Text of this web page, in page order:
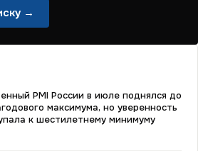
→
PMI России в июле поднялся до
максимума, но уверенность
к шестилетнему минимуму